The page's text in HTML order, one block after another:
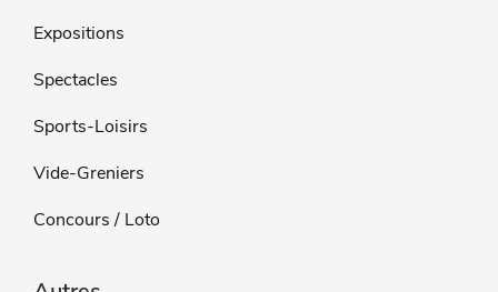
Expositions
Spectacles
Sports-Loisirs
Vide-Greniers
Concours / Loto